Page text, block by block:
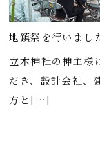
地鎮祭を行いまし
立木神社の神主様
だき、設計会社、
方と[…]